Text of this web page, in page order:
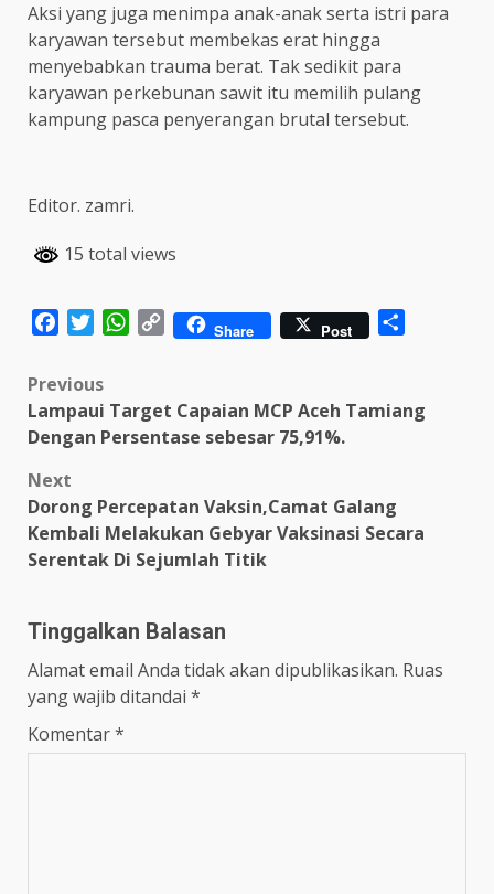
Aksi yang juga menimpa anak-anak serta istri para
karyawan tersebut membekas erat hingga
menyebabkan trauma berat. Tak sedikit para
karyawan perkebunan sawit itu memilih pulang
kampung pasca penyerangan brutal tersebut.
Editor. zamri.
15 total views
FacebookTwitterWhatsApp
Copy Share Post
Post
navigation
Previous
Lampaui Target Capaian MCP Aceh Tamiang
Dengan Persentase sebesar 75,91%.
Next
Dorong Percepatan Vaksin,Camat Galang
Kembali Melakukan Gebyar Vaksinasi Secara
Serentak Di Sejumlah Titik
Tinggalkan Balasan
Alamat email Anda tidak akan dipublikasikan. Ruas
yang wajib ditandai *
Komentar*